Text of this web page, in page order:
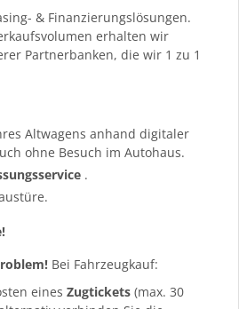
& Finanzierungslösungen.
erhalten wir
Partnerbanken, die wir 1 zu 1
Altwagens anhand digitaler
ohne Besuch im Autohaus.
.
Bei Fahrzeugkauf:
einesZugtickets (max. 30